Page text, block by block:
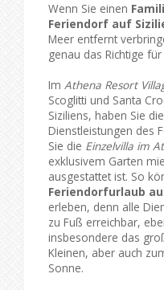
Wenn Sie einen
Feriendorf auf
Meer entfernt
genau das Richtige für
Im Athena Resort
Scoglitti und Santa
Siziliens, haben Sie
Dienstleistungen des
Sie die Einzelvilla im
exklusivem Garten
ausgestattet ist. So
Feriendorfurlaub
erleben, denn alle
zu Fuß erreichbar,
insbesondere das
Kleinen, aber auch
Sonne.